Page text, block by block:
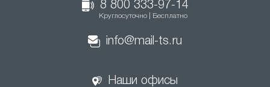
8 800 333-97-14
Круглосуточно | Бесплатно
info@mail-ts.ru
Наши офисы